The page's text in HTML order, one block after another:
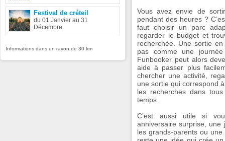
Vous avez envie de
pendant des heures ?
faut choisir un parc
regarder le budget et
recherchée. Une sortie
pas comme une
Funbooker peut alors
aide à passer plus
chercher une activité,
une sortie qui correspond
les recherches dans
temps.
C’est aussi utile si
anniversaire surprise,
les grands-parents ou
Festival de créteil
du 01 Janvier au 31
Décembre
Informations dans un rayon de 30 km